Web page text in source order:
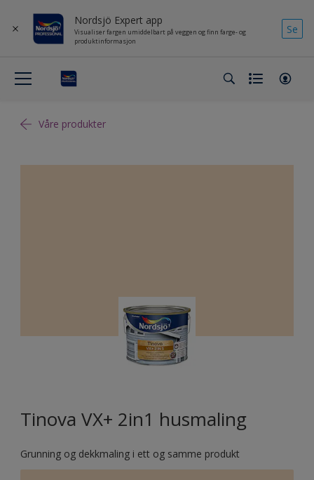
Nordsjö Expert app
Visualiser fargen umiddelbart på veggen og finn farge- og
produktinformasjon
Se
Våre produkter
Tinova VX+ 2in1 husmaling
Grunning og dekkmaling i ett og samme produkt